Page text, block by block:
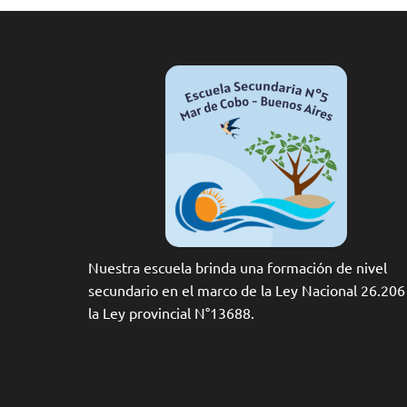
Nuestra escuela brinda una formación de nivel
secundario en el marco de la Ley Nacional
la Ley provincial N°13688.